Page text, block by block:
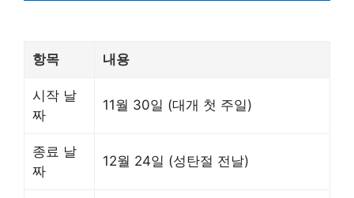
항목 내용
시작 날
짜
11월 30일 (대개 첫 주일)
종료 날
짜
12월 24일 (성탄절 전날)